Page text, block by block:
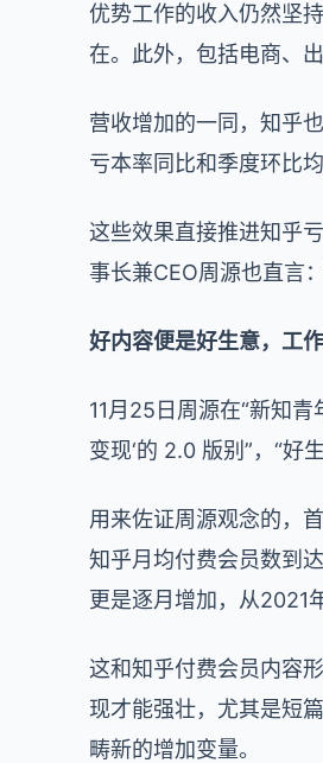
优势工作的收入仍然坚
在。此外，包括电商、
营收增加的一同，知乎
亏本率同比和季度环比
这些效果直接推进知乎
事长兼CEO周源也直言
好内容便是好生意，工
11月25日周源在“新知青
变现‘的 2.0 版别”，“好
用来佐证周源观念的，
知乎月均付费会员数到
更是逐月增加，从2021
这和知乎付费会员内容
现才能强壮，尤其是短
畴新的增加变量。